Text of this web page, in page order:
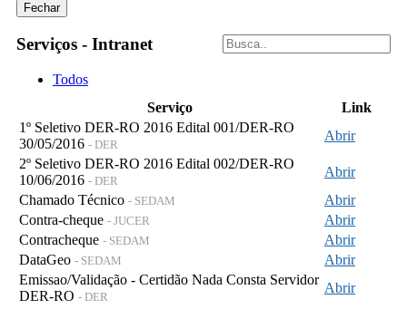
Fechar
Serviços - Intranet
Todos
Serviço
Link
1º Seletivo DER-RO 2016 Edital 001/DER-RO
30/05/2016 - DER
Abrir
2º Seletivo DER-RO 2016 Edital 002/DER-RO
10/06/2016 - DER
Abrir
Chamado Técnico - SEDAM
Abrir
Contra-cheque - JUCER
Abrir
Contracheque - SEDAM
Abrir
DataGeo - SEDAM
Abrir
Emissao/Validação - Certidão Nada Consta Servidor
DER-RO - DER
Abrir